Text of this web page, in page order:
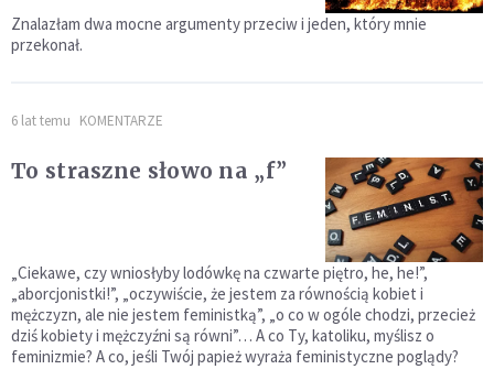
Znalazłam dwa mocne argumenty przeciw i jeden, który mnie
przekonał.
6 lat temu KOMENTARZE
To straszne słowo na „f”
„Ciekawe, czy wniosłyby lodówkę na czwarte piętro, he, he!”,
„aborcjonistki!”, „oczywiście, że jestem za równością kobiet i
mężczyzn, ale nie jestem feministką”, „o co w ogóle chodzi, przecież
dziś kobiety i mężczyźni są równi”… A co Ty, katoliku, myślisz o
feminizmie? A co, jeśli Twój papież wyraża feministyczne poglądy?